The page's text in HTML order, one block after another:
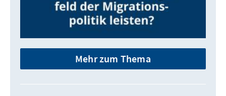
Mehr zum Thema